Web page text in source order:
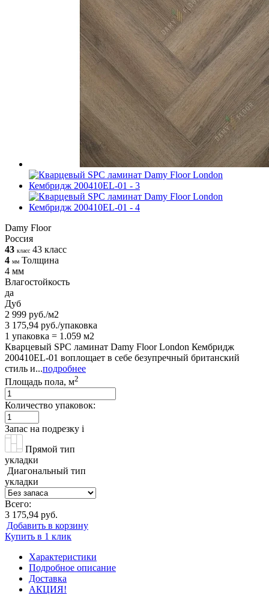
Damy Floor
Россия
43 класс 43 класс
4 мм Толщина
4 мм
Влагостойкость
да
Дуб
2 999 руб./м2
3 175,94 руб./упаковка
1 упаковка = 1.059 м2
Кварцевый SPC ламинат Damy Floor London Кембридж
200410EL-01 воплощает в себе безупречный британский
стиль и...подробнее
Площадь пола, м2
Количество упаковок:
Запас на подрезку i
Прямой тип
укладки
Диагональный тип
укладки
Всего:
3 175,94 руб.
Добавить в корзину
Купить в 1 клик
Характеристики
Подробное описание
Доставка
АКЦИЯ!